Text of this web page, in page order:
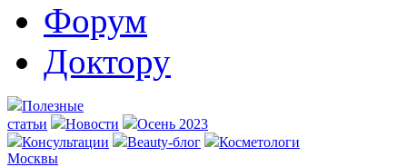
Форум
Доктору
Полезные
статьи
Новости
Осень 2023
Консультации
Beauty-блог
Косметологи
Москвы